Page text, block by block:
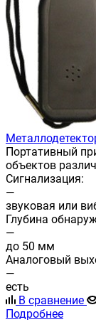
Портативный
объектов
Сигнализация:
—
звуковая или
Глубина
—
до 50 мм
Аналоговый
—
есть
В сравнение
Подробнее